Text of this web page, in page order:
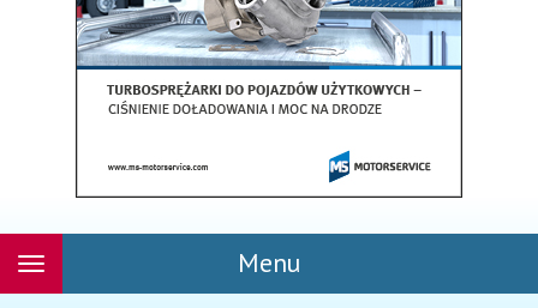
Menu
Rozwiń